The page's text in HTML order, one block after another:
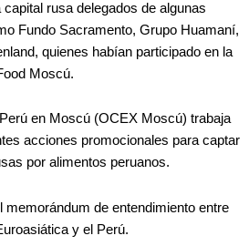
rusa delegados de algunas
Fundo Sacramento, Grupo Huamaní,
quienes habían participado en la
Moscú.
en Moscú (OCEX Moscú) trabaja
acciones promocionales para captar
por alimentos peruanos.
memorándum de entendimiento entre
y el Perú.